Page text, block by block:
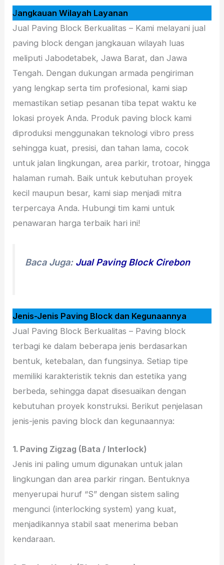
Jangkauan Wilayah Layanan
Jual Paving Block Berkualitas – Kami melayani jual
paving block dengan jangkauan wilayah luas
meliputi Jabodetabek, Jawa Barat, dan Jawa
Tengah. Dengan dukungan armada pengiriman
yang lengkap serta tim profesional, kami siap
memastikan setiap pesanan tiba tepat waktu ke
lokasi proyek Anda. Produk paving block kami
diproduksi menggunakan teknologi vibro press
sehingga kuat, presisi, dan tahan lama, cocok
untuk jalan lingkungan, area parkir, trotoar, hingga
halaman rumah. Baik untuk kebutuhan proyek
kecil maupun besar, kami siap menjadi mitra
terpercaya Anda. Hubungi tim kami untuk
penawaran harga terbaik hari ini!
Baca Juga: Jual Paving Block Cirebon
Jenis-Jenis Paving Block dan Kegunaannya
Jual Paving Block Berkualitas – Paving block
terbagi ke dalam beberapa jenis berdasarkan
bentuk, ketebalan, dan fungsinya. Setiap tipe
memiliki karakteristik teknis dan estetika yang
berbeda, sehingga dapat disesuaikan dengan
kebutuhan proyek konstruksi. Berikut penjelasan
jenis-jenis paving block dan kegunaannya:
1. Paving Zigzag (Bata / Interlock)
Jenis ini paling umum digunakan untuk jalan
lingkungan dan area parkir ringan. Bentuknya
menyerupai huruf “S” dengan sistem saling
mengunci (interlocking system) yang kuat,
menjadikannya stabil saat menerima beban
kendaraan.